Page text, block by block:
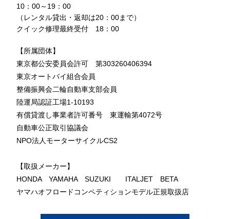
10：00～19：00
（レンタル貸出・返却は20：00まで）
クイック修理最終受付 18：00
【所属団体】
東京都公安委員会許可 第303260406394
東京オートバイ組合会員
整備振興会二輪自動車支部会員
陸運局認証工場1-10193
有償貸渡し事業者許可番号 東運輸第4072号
自動車公正取引協議会
NPO法人モーターサイクルCS2
【取扱メーカー】
HONDA YAMAHA SUZUKI ITALJET BETA
ヤマハオフロードコンペティションモデル正規取扱店